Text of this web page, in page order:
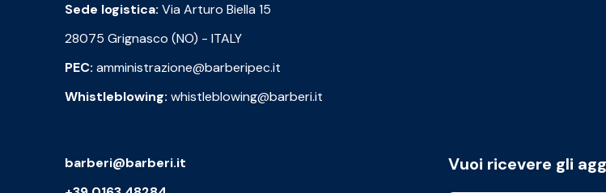
Sede logistica: Via Arturo Biella 15
28075 Grignasco (NO) - ITALY
PEC: amministrazione@barberipec.it
Whistleblowing: whistleblowing@barberi.it
barberi@barberi.it
Vuoi ricevere gli